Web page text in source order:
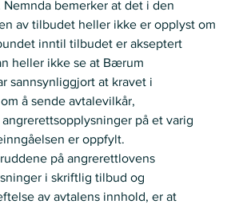
Nemnda bemerker at det i den
av tilbudet heller ikke er opplyst om
inntil tilbudet er akseptert
heller ikke se at Bærum
sannsynliggjort at kravet i
å sende avtalevilkår,
på et varig
er oppfylt.
på angrerettlovens
i skriftlig tilbud og
av avtalens innhold, er at